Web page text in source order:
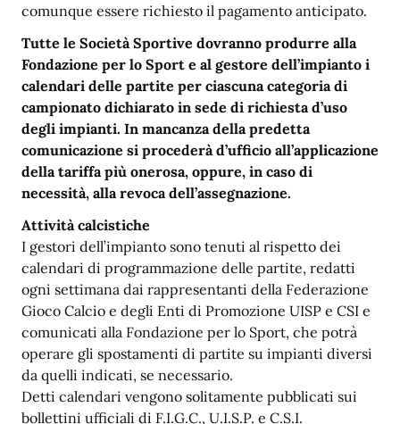
comunque essere richiesto il pagamento anticipato.
Tutte le Società Sportive dovranno produrre alla
Fondazione per lo Sport e al gestore dell’impianto i
calendari delle partite per ciascuna categoria di
campionato dichiarato in sede di richiesta d’uso
degli impianti. In mancanza della predetta
comunicazione si procederà d’ufficio all’applicazione
della tariffa più onerosa, oppure, in caso di
necessità, alla revoca dell’assegnazione.
Attività calcistiche
I gestori dell’impianto sono tenuti al rispetto dei
calendari di programmazione delle partite, redatti
ogni settimana dai rappresentanti della Federazione
Gioco Calcio e degli Enti di Promozione UISP e CSI e
comunicati alla Fondazione per lo Sport, che potrà
operare gli spostamenti di partite su impianti diversi
da quelli indicati, se necessario.
Detti calendari vengono solitamente pubblicati sui
bollettini ufficiali di F.I.G.C., U.I.S.P. e C.S.I.